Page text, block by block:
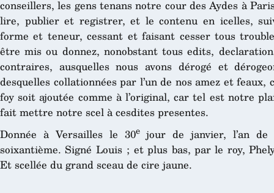
conseillers, les gens tenans notre cour des Aydes à
lire, publier et registrer, et le contenu en icelles,
forme et teneur, cessant et faisant cesser tous
être mis ou donnez, nonobstant tous edits,
contraires, ausquelles nous avons dérogé et
desquelles collationnées par l’un de nos amez et
foy soit ajoutée comme à l’original, car tel est notre
fait mettre notre scel à cesdites presentes.
Donnée à Versailles le 30ejour de janvier, l’an de
soixantième. Signé Louis ; et plus bas, par le roy,
Et scellée du grand sceau de cire jaune.